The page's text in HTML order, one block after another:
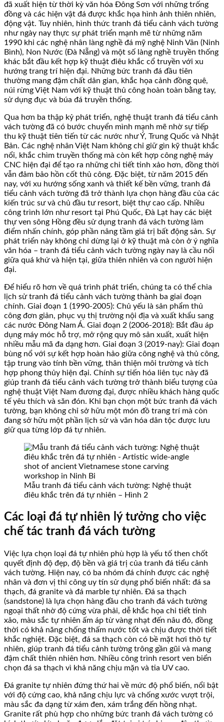
đã xuất hiện từ thời kỳ văn hóa Đông Sơn với những trống
đồng và các hiện vật đá được khắc họa hình ảnh thiên nhiên,
động vật. Tuy nhiên, hình thức tranh đá tiểu cảnh vách tường
như ngày nay thực sự phát triển mạnh mẽ từ những năm
1990 khi các nghệ nhân làng nghề đá mỹ nghệ Ninh Vân (Ninh
Bình), Non Nước (Đà Nẵng) và một số làng nghề truyền thống
khác bắt đầu kết hợp kỹ thuật điêu khắc cổ truyền với xu
hướng trang trí hiện đại. Những bức tranh đá đầu tiên
thường mang đậm chất dân gian, khắc họa cảnh đồng quê,
núi rừng Việt Nam với kỹ thuật thủ công hoàn toàn bằng tay,
sử dụng đục và búa đá truyền thống.
Qua hơn ba thập kỷ phát triển, nghệ thuật tranh đá tiểu cảnh
vách tường đã có bước chuyển mình mạnh mẽ nhờ sự tiếp
thu kỹ thuật tiên tiến từ các nước như Ý, Trung Quốc và Nhật
Bản. Các nghệ nhân Việt Nam không chỉ giữ gìn kỹ thuật khắc
nổi, khắc chìm truyền thống mà còn kết hợp công nghệ máy
CNC hiện đại để tạo ra những chi tiết tinh xảo hơn, đồng thời
vẫn đảm bảo hồn cốt thủ công. Đặc biệt, từ năm 2015 đến
nay, với xu hướng sống xanh và thiết kế bền vững, tranh đá
tiểu cảnh vách tường đã trở thành lựa chọn hàng đầu của các
kiến trúc sư và chủ đầu tư resort, biệt thự cao cấp. Nhiều
công trình lớn như resort tại Phú Quốc, Đà Lạt hay các biệt
thự ven sông Hồng đều sử dụng tranh đá vách tường làm
điểm nhấn chính, góp phần nâng tầm giá trị bất động sản. Sự
phát triển này không chỉ dừng lại ở kỹ thuật mà còn ở ý nghĩa
văn hóa – tranh đá tiểu cảnh vách tường ngày nay là cầu nối
giữa quá khứ và hiện tại, giữa thiên nhiên và con người hiện
đại.
Để hiểu rõ hơn về quá trình phát triển, chúng ta có thể chia
lịch sử tranh đá tiểu cảnh vách tường thành ba giai đoạn
chính. Giai đoạn 1 (1990-2005): Chủ yếu là sản phẩm thủ
công đơn giản, phục vụ thị trường nội địa và xuất khẩu sang
các nước Đông Nam Á. Giai đoạn 2 (2006-2018): Bắt đầu áp
dụng máy móc hỗ trợ, mở rộng quy mô sản xuất, xuất hiện
nhiều mẫu mã đa dạng hơn. Giai đoạn 3 (2019-nay): Giai đoạn
bùng nổ với sự kết hợp hoàn hảo giữa công nghệ và thủ công,
tập trung vào tính bền vững, thân thiện môi trường và tích
hợp phong thủy hiện đại. Chính sự tiến hóa liên tục này đã
giúp tranh đá tiểu cảnh vách tường trở thành biểu tượng của
nghệ thuật Việt Nam đương đại, được nhiều khách hàng quốc
tế yêu thích và săn đón. Khi bạn chọn một bức tranh đá vách
tường, bạn không chỉ sở hữu một món đồ trang trí mà còn
đang sở hữu một phần lịch sử và văn hóa dân tộc được lưu
giữ qua từng lớp đá tự nhiên.
Mẫu tranh đá tiểu cảnh vách tường: Nghệ thuật
điêu khắc trên đá tự nhiên – Hình 2
Các loại đá tự nhiên lý tưởng cho việc
chế tác tranh đá vách tường
Việc lựa chọn loại đá tự nhiên phù hợp là yếu tố then chốt
quyết định độ đẹp, độ bền và giá trị của tranh đá tiểu cảnh
vách tường. Hiện nay, có ba nhóm đá chính được các nghệ
nhân và đơn vị thi công uy tín sử dụng phổ biến nhất: đá sa
thạch, đá granite và đá marble tự nhiên. Đá sa thạch
(sandstone) là lựa chọn hàng đầu cho tranh đá vách tường
ngoại thất nhờ độ cứng vừa phải, dễ khắc họa chi tiết tinh
xảo, màu sắc tự nhiên ấm áp từ vàng nhạt đến nâu đỏ, đồng
thời có khả năng chống thấm nước tốt và chịu được thời tiết
khắc nghiệt. Đặc biệt, đá sa thạch còn có bề mặt hơi thô tự
nhiên, giúp tranh đá tiểu cảnh tường trông gần gũi và mang
đậm chất thiên nhiên hơn. Nhiều công trình resort ven biển
chọn đá sa thạch vì khả năng chịu mặn và tia UV cao.
Đá granite tự nhiên đứng thứ hai về mức độ phổ biến, nổi bật
với độ cứng cao, khả năng chịu lực và chống xước vượt trội,
màu sắc đa dạng từ xám đen, xám trắng đến hồng nhạt.
Granite rất phù hợp cho những bức tranh đá vách tường có